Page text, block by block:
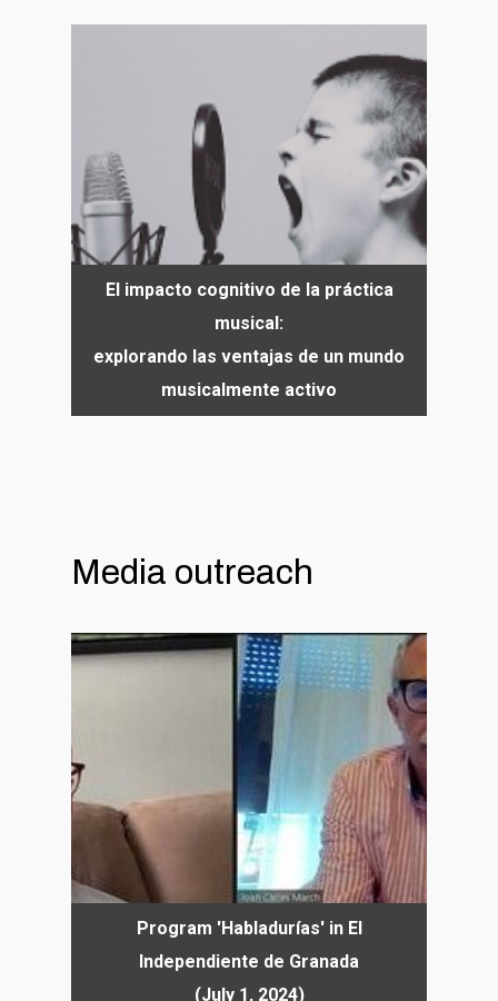
El impacto cognitivo de la práctica
musical:
explorando las ventajas de un mundo
musicalmente activo
Media outreach
Program 'Habladurías' in El
Independiente de Granada
(July 1, 2024)